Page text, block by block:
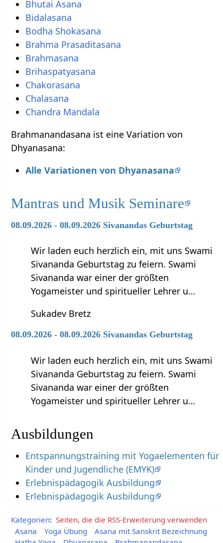
Bhutai Asana
Bidalasana
Bodha Shokasana
Brahma Prasaditasana
Brahmasana
Brihaspatyasana
Chakorasana
Chalasana
Chandra Mandala
Brahmanandasana ist eine Variation von
Dhyanasana:
Alle Variationen von Dhyanasana
Mantras und Musik Seminare
08.09.2026 - 08.09.2026 Sivanandas Geburtstag
Wir laden euch herzlich ein, mit uns Swami
Sivananda Geburtstag zu feiern. Swami
Sivananda war einer der größten
Yogameister und spiritueller Lehrer u…
Sukadev Bretz
08.09.2026 - 08.09.2026 Sivanandas Geburtstag
Wir laden euch herzlich ein, mit uns Swami
Sivananda Geburtstag zu feiern. Swami
Sivananda war einer der größten
Yogameister und spiritueller Lehrer u…
Ausbildungen
Entspannungstraining mit Yogaelementen für
Kinder und Jugendliche (EMYK)
Erlebnispädagogik Ausbildung
Erlebnispädagogik Ausbildung
Kategorien: Seiten, die die RSS-Erweiterung verwenden
Asana
Yoga Übung
Asana mit Sanskrit Bezeichnung